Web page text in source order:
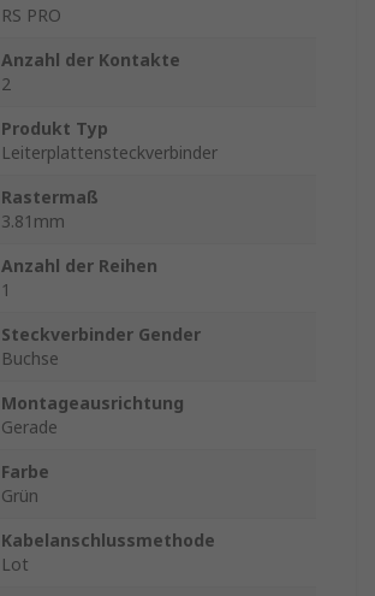
RS PRO
Anzahl der Kontakte
2
Produkt Typ
Leiterplattensteckverbinder
Rastermaß
3.81mm
Anzahl der Reihen
1
Steckverbinder Gender
Buchse
Montageausrichtung
Gerade
Farbe
Grün
Kabelanschlussmethode
Lot